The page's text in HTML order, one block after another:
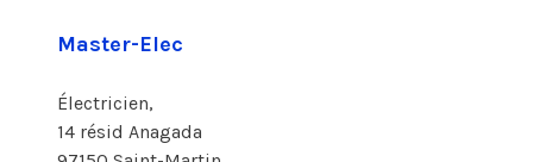
Master-Elec
Électricien,
14 résid Anagada